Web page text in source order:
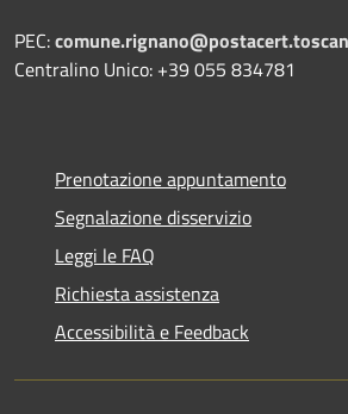
PEC:
Centralino Unico: +39 055 834781
Prenotazione appuntamento
Segnalazione disservizio
Leggi le FAQ
Richiesta assistenza
Accessibilità e Feedback